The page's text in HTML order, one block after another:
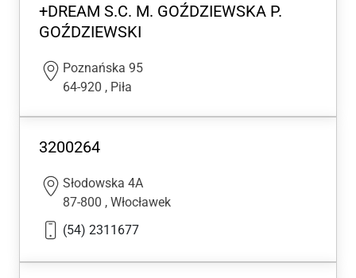
+DREAM S.C. M. GOŹDZIEWSKA P.
GOŹDZIEWSKI
Poznańska 95
64-920 , Piła
3200264
Słodowska 4A
87-800 , Włocławek
(54) 2311677